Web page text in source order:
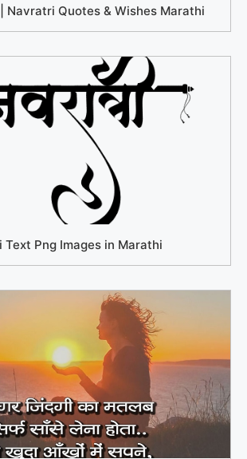
| Navratri Quotes & Wishes Marathi
Png Images in Marathi